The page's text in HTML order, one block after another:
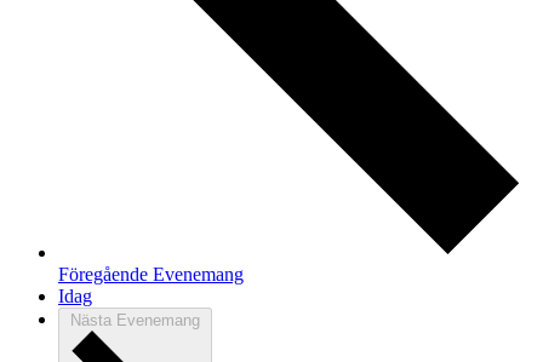
Föregående Evenemang
Idag
Nästa Evenemang